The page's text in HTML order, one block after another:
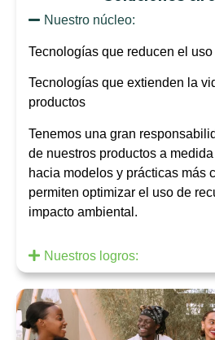
Nuestro núcleo:
Tecnologías que reducen el
Tecnologías que extienden la
productos
Tenemos una gran
de nuestros productos a
hacia modelos y prácticas más
permiten optimizar el uso de
impacto ambiental.
Nuestros logros: